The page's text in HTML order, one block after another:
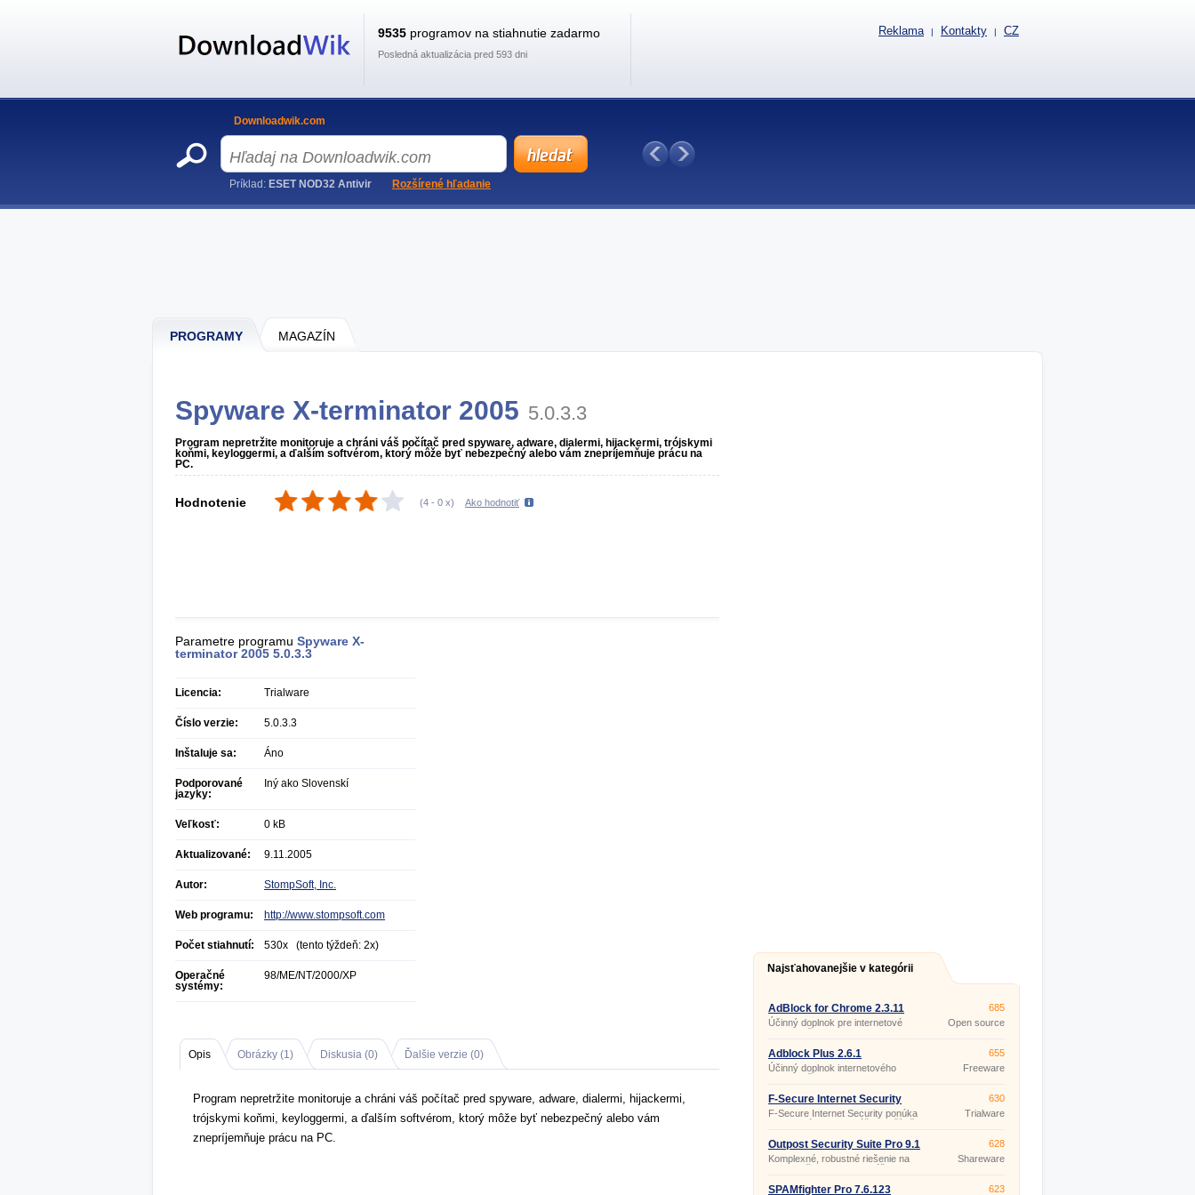
PROGRAMY MAGAZÍN
Spyware X-terminator 2005 5.0.3.3
Program nepretržite monitoruje a chráni váš počítač pred spyware, adware, dialermi, hijackermi, trójskymi
koňmi, keyloggermi, a ďalším softvérom, ktorý môže byť nebezpečný alebo vám znepríjemňuje prácu na
PC.
Hodnotenie (4 - 0 x) Ako hodnotiť
Parametre programu Spyware X-
terminator 2005 5.0.3.3
Licencia: Trialware
Číslo verzie: 5.0.3.3
Inštaluje sa: Áno
Podporované
jazyky:
Iný ako Slovenskí
Veľkosť: 0 kB
Aktualizované: 9.11.2005
Autor: StompSoft, Inc.
Web programu: http://www.stompsoft.com
Počet stiahnutí: 530x (tento týždeň: 2x)
Operačné
systémy:
98/ME/NT/2000/XP
Opis Obrázky (1) Diskusia (0) Ďalšie verzie (0)
Program nepretržite monitoruje a chráni váš počítač pred spyware, adware, dialermi, hijackermi,
trójskymi koňmi, keyloggermi, a ďalším softvérom, ktorý môže byť nebezpečný alebo vám
znepríjemňuje prácu na PC.
Najsťahovanejšie v kategórii
AdBlock for Chrome 2.3.11
Účinný doplnok pre internetové
prehliadače Google Chrome a Safari
všemožných reklám, vrátane Flash
animácií, čím spríjemní a hlavne
urýchli otváranie webových stránok.
685
Open source
Adblock Plus 2.6.1
Účinný doplnok internetového
prehliadača Firefox pre blokovanie
preddefinovaného zoznamu
poskytovateľov reklamného obsahu.
655
Freeware
F-Secure Internet Security
2009
F-Secure Internet Security ponúka
kompletnú ochranu vášho počítača
internetu.
630
Trialware
Outpost Security Suite Pro 9.1
Komplexné, robustné riešenie na
zabezpečenie ochrany vášho PC
nielen z internetu.
628
Shareware
SPAMfighter Pro 7.6.123
623
9535 programov na stiahnutie zadarmo
Posledná aktualizácia pred 593 dni
Reklama | Kontakty | CZ
Downloadwik.com
Príklad: ESET NOD32 Antivir Rozšírené hľadanie